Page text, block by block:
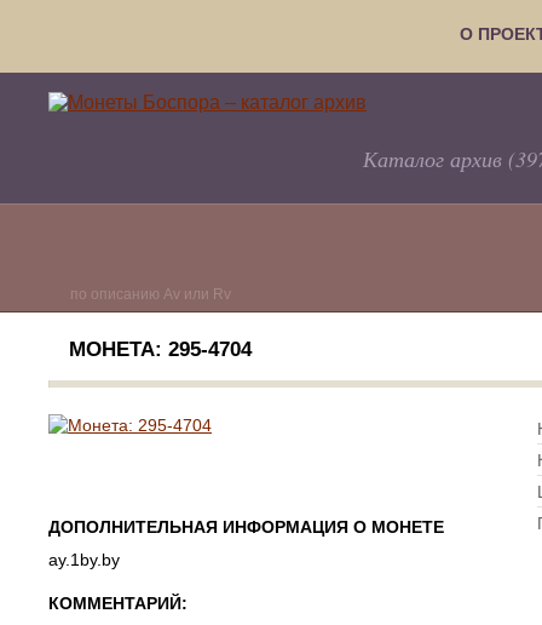
О
Каталог архив
по описанию Av или Rv
МОНЕТА: 295-4704
ДОПОЛНИТЕЛЬНАЯ ИНФОРМАЦИЯ О МОНЕТЕ
ay.1by.by
КОММЕНТАРИЙ: